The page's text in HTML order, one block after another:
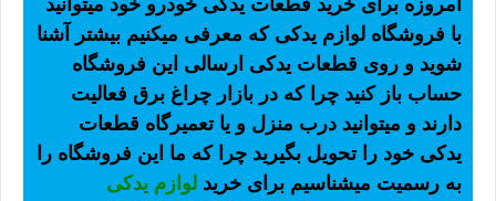
امروزه برای خرید قطعات یدکی خودرو خود میتوانید
با فروشگاه لوازم یدکی که معرفی میکنیم بیشتر آشنا
شوید و روی قطعات یدکی ارسالی این فروشگاه
حساب باز کنید چرا که در بازار چراغ برق فعالیت
دارند و میتوانید درب منزل و یا تعمیرگاه قطعات
یدکی خود را تحویل بگیرید چرا که ما این فروشگاه را
به رسمیت میشناسیم برای خرید لوازم یدکی